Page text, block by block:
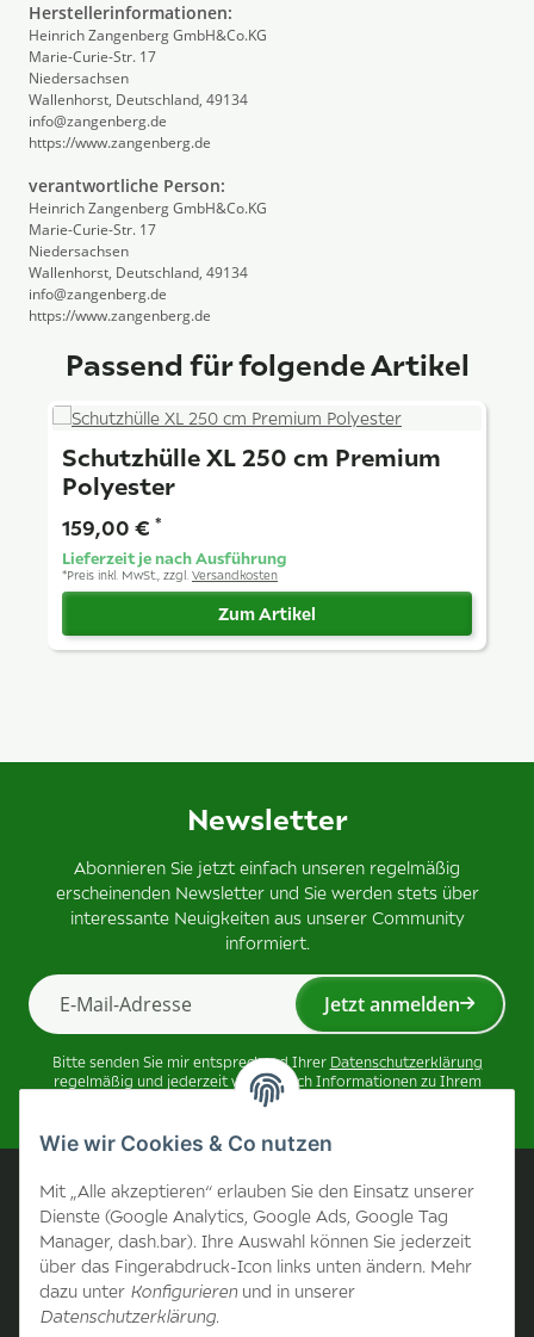
Wie wir Cookies & Co nutzen
Mit „Alle akzeptieren“ erlauben Sie den Einsatz unserer
Dienste (Google Analytics, Google Ads, Google Tag
Manager, dash.bar). Ihre Auswahl können Sie jederzeit
über das Fingerabdruck-Icon links unten ändern. Mehr
dazu unter Konfigurieren und in unserer
Datenschutzerklärung.
Herstellerinformationen:
Heinrich Zangenberg GmbH&Co.KG
Marie-Curie-Str. 17
Niedersachsen
Wallenhorst, Deutschland, 49134
info@zangenberg.de
https://www.zangenberg.de
verantwortliche Person:
Heinrich Zangenberg GmbH&Co.KG
Marie-Curie-Str. 17
Niedersachsen
Wallenhorst, Deutschland, 49134
info@zangenberg.de
https://www.zangenberg.de
Passend für folgende Artikel
Schutzhülle XL 250 cm Premium
Polyester
159,00 € *
Lieferzeit je nach Ausführung
*Preis inkl. MwSt., zzgl. Versandkosten
Zum Artikel
Newsletter
Abonnieren Sie jetzt einfach unseren regelmäßig
erscheinenden Newsletter und Sie werden stets über
interessante Neuigkeiten aus unserer Community
informiert.
Jetzt anmelden
Bitte senden Sie mir entsprechend Ihrer Datenschutzerklärung
regelmäßig und jederzeit widerruflich Informationen zu Ihrem
Produktsortiment per E-Mail zu.
Unternehmen
Kontakt
Unternehmen